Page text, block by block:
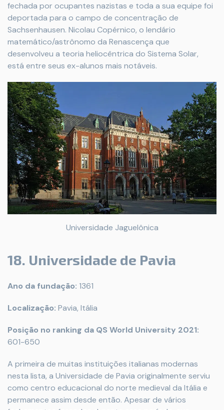
fechada por ocupantes nazistas e toda a sua equipe foi
deportada para o campo de concentração de
Sachsenhausen. Nicolau Copérnico, o lendário
matemático/astrônomo da Renascença que
desenvolveu a teoria heliocêntrica do Sistema Solar,
está entre seus ex-alunos mais notáveis.
Universidade Jaguelônica
18. Universidade de Pavia
Ano da fundação: 1361
Localização: Pavia, Itália
Posição no ranking da QS World University 2021:
601-650
A primeira de muitas instituições italianas modernas
nesta lista, a Universidade de Pavia originalmente serviu
como centro educacional do norte medieval da Itália e
permanece assim desde então. Apesar de vários